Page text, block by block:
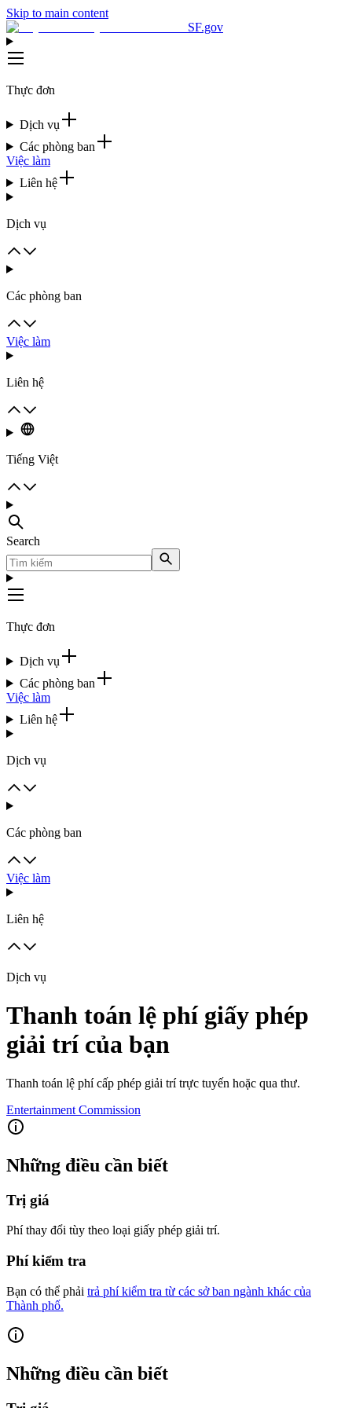
Skip to main content
SF.gov
Thực đơn
Dịch vụ
Các phòng ban
Việc làm
Liên hệ
Dịch vụ
Các phòng ban
Việc làm
Liên hệ
Tiếng Việt
Search
Thực đơn
Dịch vụ
Các phòng ban
Việc làm
Liên hệ
Dịch vụ
Các phòng ban
Việc làm
Liên hệ
Dịch vụ
Thanh toán lệ phí giấy phép
giải trí của bạn
Thanh toán lệ phí cấp phép giải trí trực tuyến hoặc qua thư.
Entertainment Commission
Những điều cần biết
Trị giá
Phí thay đổi tùy theo loại giấy phép giải trí.
Phí kiểm tra
Bạn có thể phải trả phí kiểm tra từ các sở ban ngành khác của
Thành phố.
Những điều cần biết